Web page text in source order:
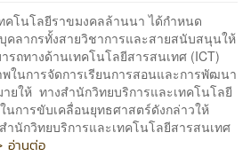
นโลยีราขมงคลล้านนา ได้กำหนด
ลากรทั้งสายวิชาการและสายสนับสนุนให้
รถทางด้านเทคโนโลยีสารสนเทศ (ICT)
พในการจัดการเรียนการสอนและการพัฒนา
ยให้ ทางสำนักวิทยบริการและเทคโนโลยี
นการขับเคลื่อนยุทธศาสตร์ดังกล่าวให้
วิทยบริการและเทคโนโลยีสารสนเทศ
อ่านต่อ